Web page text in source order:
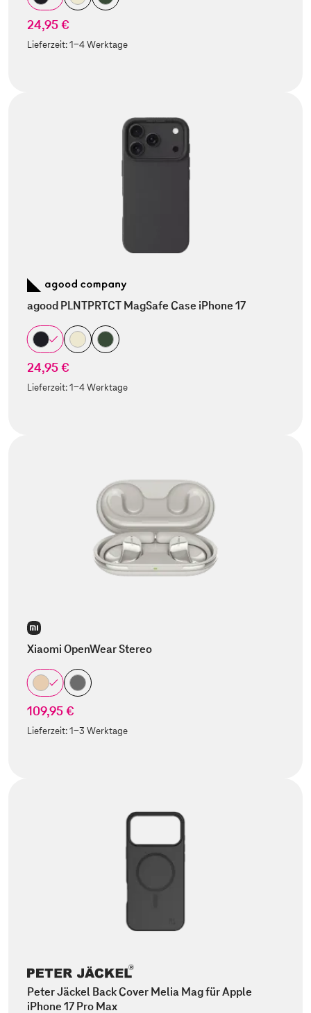
24,95 €
Lieferzeit:1-4 Werktage
agood PLNTPRTCT MagSafe Case iPhone 17
24,95 €
Lieferzeit:1-4 Werktage
Xiaomi OpenWear Stereo
109,95 €
Lieferzeit:1-3 Werktage
Peter Jäckel Back Cover Melia Mag für Apple
iPhone 17 Pro Max